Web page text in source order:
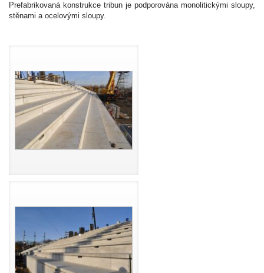
Prefabrikovaná konstrukce tribun je podporována monolitickými sloupy,
stěnami a ocelovými sloupy.